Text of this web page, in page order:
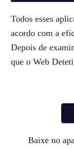
Todos esses
acordo com a
Depois de
que o Web
Baixe no